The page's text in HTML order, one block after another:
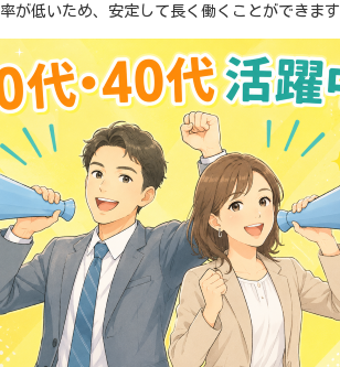
が低いため、安定して長く働くことができます